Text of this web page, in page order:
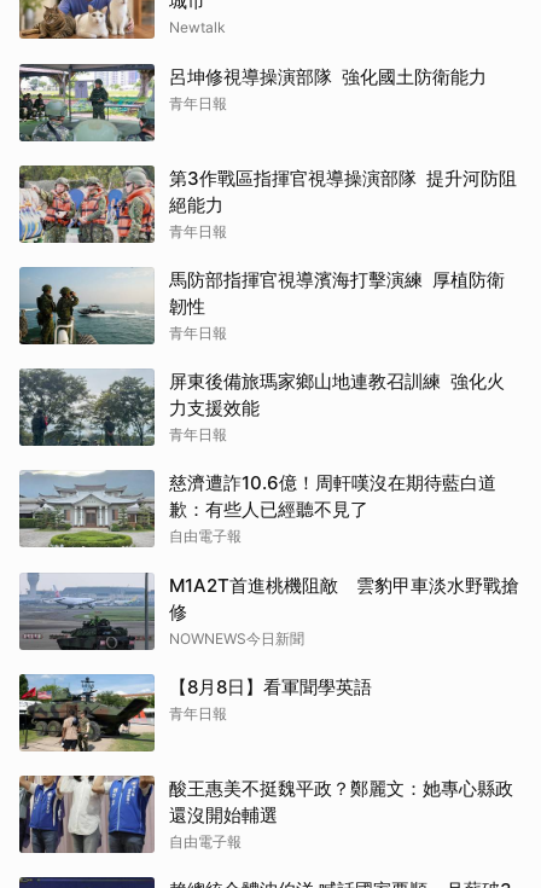
Newtalk
呂坤修視導操演部隊 強化國土防衛能力
青年日報
第3作戰區指揮官視導操演部隊 提升河防阻
絕能力
青年日報
馬防部指揮官視導濱海打擊演練 厚植防衛
韌性
青年日報
屏東後備旅瑪家鄉山地連教召訓練 強化火
力支援效能
青年日報
慈濟遭詐10.6億！周軒嘆沒在期待藍白道
歉：有些人已經聽不見了
自由電子報
M1A2T首進桃機阻敵 雲豹甲車淡水野戰搶
修
NOWNEWS今日新聞
【8月8日】看軍聞學英語
青年日報
酸王惠美不挺魏平政？鄭麗文：她專心縣政
還沒開始輔選
自由電子報